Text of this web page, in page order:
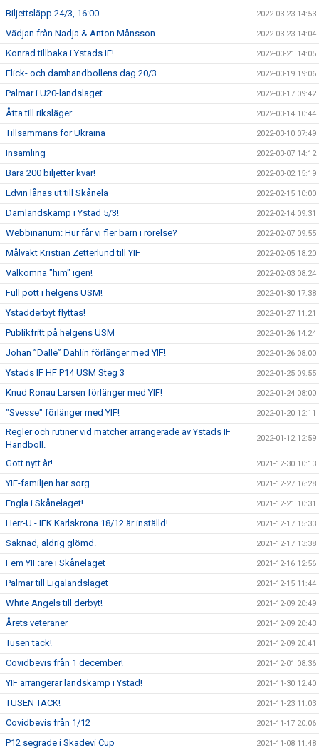
Biljettsläpp 24/3, 16:00 2022-03-23 14:53
Vädjan från Nadja & Anton Månsson 2022-03-23 14:04
Konrad tillbaka i Ystads IF! 2022-03-21 14:05
Flick- och damhandbollens dag 20/3 2022-03-19 19:06
Palmar i U20-landslaget 2022-03-17 09:42
Åtta till riksläger 2022-03-14 10:44
Tillsammans för Ukraina 2022-03-10 07:49
Insamling 2022-03-07 14:12
Bara 200 biljetter kvar! 2022-03-02 15:19
Edvin lånas ut till Skånela 2022-02-15 10:00
Damlandskamp i Ystad 5/3! 2022-02-14 09:31
Webbinarium: Hur får vi fler barn i rörelse? 2022-02-07 09:55
Målvakt Kristian Zetterlund till YIF 2022-02-05 18:20
Välkomna "him" igen! 2022-02-03 08:24
Full pott i helgens USM! 2022-01-30 17:38
Ystadderbyt flyttas! 2022-01-27 11:21
Publikfritt på helgens USM 2022-01-26 14:24
Johan ”Dalle” Dahlin förlänger med YIF! 2022-01-26 08:00
Ystads IF HF P14 USM Steg 3 2022-01-25 09:55
Knud Ronau Larsen förlänger med YIF! 2022-01-24 08:00
"Svesse" förlänger med YIF! 2022-01-20 12:11
Regler och rutiner vid matcher arrangerade av Ystads IF
Handboll.
2022-01-12 12:59
Gott nytt år! 2021-12-30 10:13
YIF-familjen har sorg. 2021-12-27 16:28
Engla i Skånelaget! 2021-12-21 10:31
Herr-U - IFK Karlskrona 18/12 är inställd! 2021-12-17 15:33
Saknad, aldrig glömd. 2021-12-17 13:38
Fem YIF:are i Skånelaget 2021-12-16 12:56
Palmar till Ligalandslaget 2021-12-15 11:44
White Angels till derbyt! 2021-12-09 20:49
Årets veteraner 2021-12-09 20:43
Tusen tack! 2021-12-09 20:41
Covidbevis från 1 december! 2021-12-01 08:36
YIF arrangerar landskamp i Ystad! 2021-11-30 12:40
TUSEN TACK! 2021-11-23 11:03
Covidbevis från 1/12 2021-11-17 20:06
P12 segrade i Skadevi Cup 2021-11-08 11:48